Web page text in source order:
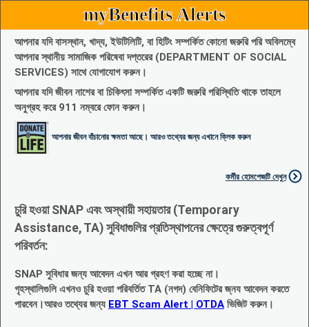
myBenefits Alerts
আপনার যদি বাসস্থান, খাদ্য, ইউটিলিটি, বা হিটিং সম্পর্কিত কোনো জরুরি পরি অবিলম্বে
আপনার স্থানীয় সামাজিক পরিষেবা দপ্তরের (DEPARTMENT OF SOCIAL
SERVICES) সাথে যোগাযোগ করুন।
আপনার যদি জীবন নাশের বা চিকিৎসা সম্পর্কিত একটি জরুরি পরিস্থিতি থাকে তাহলে
অনুগ্রহ করে 911 নম্বরে ফোন করুন।
আপনার জীবন বাঁচানোর ক্ষমতা আছে। আরও তথ্যের জন্য এখানে ক্লিক করুন
কর্মীর হোমপেজটি দেখুন
চুরি হওয়া SNAP এবং অস্থায়ী সহায়তার (Temporary
Assistance, TA) সুবিধাগুলির প্রতিস্থাপনের ক্ষেত্রে গুরুত্বপূর্ণ
পরিবর্তন:
SNAP সুবিধার জন্য আবেদন এখন আর গ্রহণ করা হচ্ছে না।
গৃহস্থালিগুলি এখনও চুরি হওয়া পরিবর্তিত TA (নগদ) বেনিফিটের জ্নয আবেদন করতে
পারবেন।আরও তথ্যের জন্য EBT Scam Alert | OTDA ভিজিট করুন।